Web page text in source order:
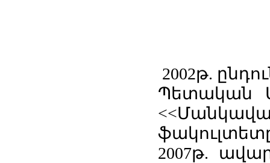
2002թ.
Պետական
2007թ.